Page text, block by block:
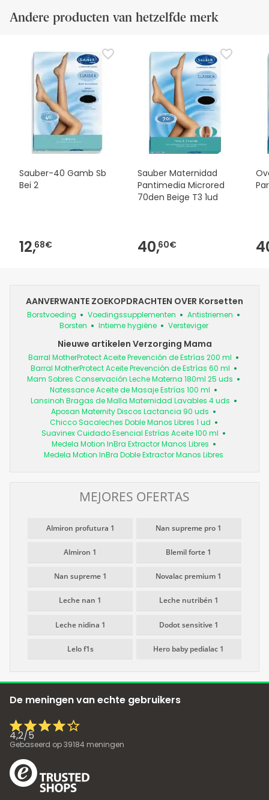
Andere producten van hetzelfde merk
Sauber-40 Gamb Sb
Bei 2
12,68€
Sauber Maternidad
Pantimedia Microred
70den Beige T3 1ud
40,60€
AANVERWANTE ZOEKOPDRACHTEN OVER Korsetten
Borstvoeding Voedingssupplementen
Antistriemen
Borsten
Intieme hygiëne Versteviger
Nieuwe artikelen Verzorging Mama
Barral MotherProtect Aceite Prevención de Estrías 200 ml
Barral MotherProtect Aceite Prevención de Estrías 60 ml
Mam Sobres Conservación Leche Materna 180ml 25 uds
Natessance Aceite de Masaje Estrías 100 ml
Lansinoh Bragas de Malla Maternidad Lavables 4 uds
Aposan Maternity Discos Lactancia 90 uds
Chicco Sacaleches Doble Manos Libres 1 ud
Suavinex Cuidado Esencial Estrías Aceite 100 ml
Medela Motion InBra Extractor Manos Libres
Medela Motion InBra Doble Extractor Manos Libres
MEJORES OFERTAS
Almiron profutura 1 Nan supreme pro 1
Almiron 1 Blemil forte 1
Nan supreme 1 Novalac premium 1
Leche nan 1 Leche nutribén 1
Leche nidina 1 Dodot sensitive 1
Lelo f1s Hero baby pedialac 1
De meningen van echte gebruikers
4,2/5
Gebaseerd op39184 meningen